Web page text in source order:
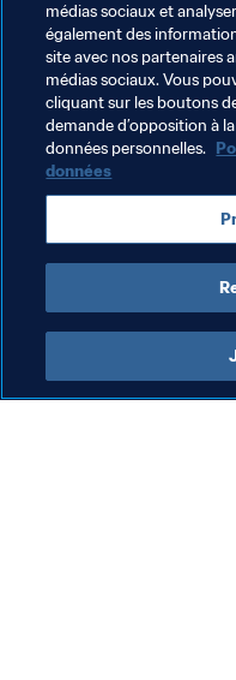
Thèmes en lien
Coupe du Monde de
Barbados
médias sociaux et
également des
site avec nos partenaires
médias sociaux. Vous
cliquant sur les boutons
demande d’opposition à
données personnelles.
données